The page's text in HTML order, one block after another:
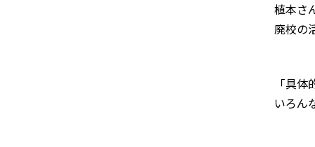
植本さ
廃校の
「具
いろん